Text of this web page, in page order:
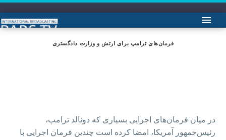
فرمان‌های ترامپ برای ارتش و وزارت دادگستری
در میان فرمان‌های اجرایی بسیاری که دونالد ترامپ،
رئیس‌جمهور آمریکا، امضا کرده است چندین فرمان اجرایی با